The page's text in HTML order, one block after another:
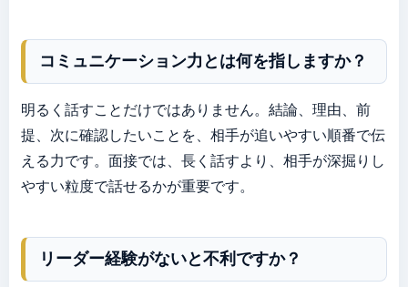
コミュニケーション力とは何を指しますか？
明るく話すことだけではありません。結論、理由、前
提、次に確認したいことを、相手が追いやすい順番で伝
える力です。面接では、長く話すより、相手が深掘りし
やすい粒度で話せるかが重要です。
リーダー経験がないと不利ですか？